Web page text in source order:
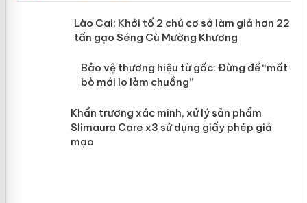
Lào Cai: Khởi tố 2 chủ cơ sở làm giả hơn 22
tấn gạo Séng Cù Mường Khương
Bảo vệ thương hiệu từ gốc: Đừng để
“mất bò mới lo làm chuồng”